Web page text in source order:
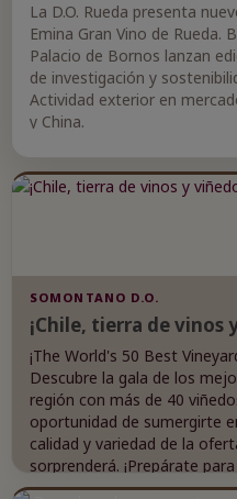
La D.O. Rueda presenta
Emina Gran Vino de Rueda.
Palacio de Bornos lanzan
de investigación y
Actividad exterior en
y China.
SOMONTANO D.O.
¡Chile, tierra de vinos
¡The World's 50 Best
Descubre la gala de los
región con más de 40
oportunidad de sumergirte
calidad y variedad de la
sorprenderá. ¡Prepárate
gala de este año!